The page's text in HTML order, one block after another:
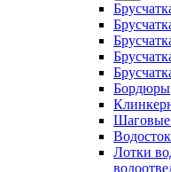
Бордюры
Лотки